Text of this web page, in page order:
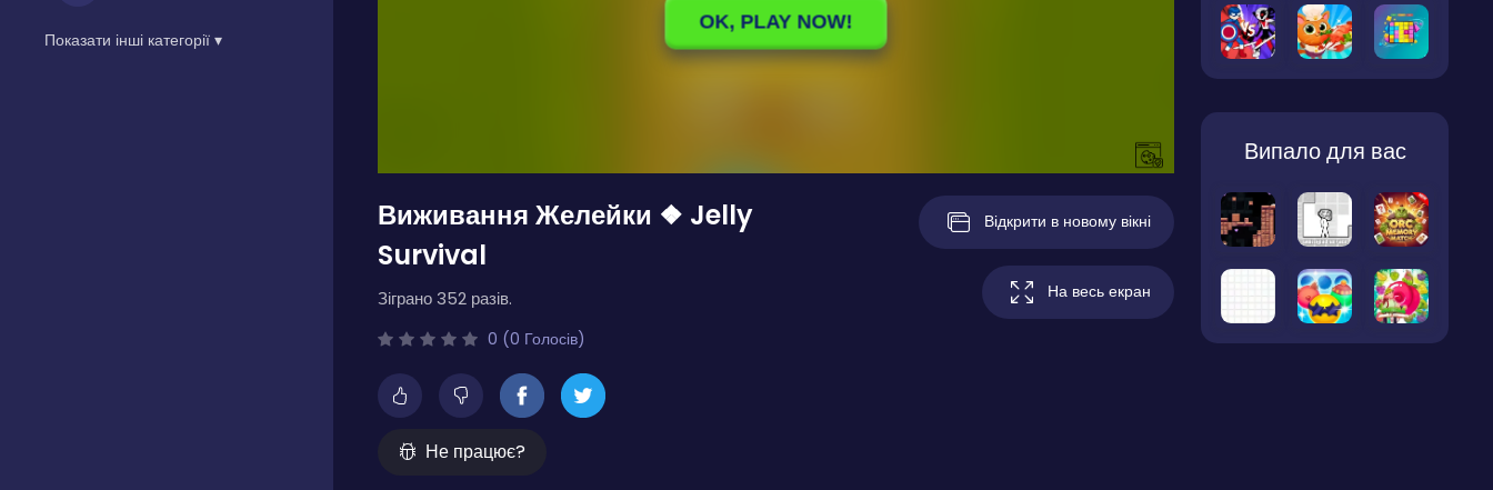
Показати інші категорії ▾
Виживання Желейки ❖ Jelly
Survival
Зіграно 352 разів.
0 (0 Голосів)
Не працює?
Відкрити в новому вікні
На весь екран
Випало для вас